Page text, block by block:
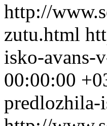
http://
zutu.html
isko-
00:00:00